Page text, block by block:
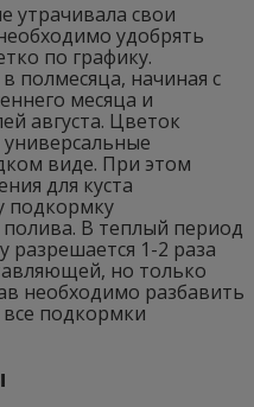
утрачивала свои
удобрять
по графику.
полмесяца, начиная с
месяца и
августа. Цветок
виде. При этом
для куста
подкормку
В теплый период
разрешается 1-2 раза
но только
необходимо разбавить
подкормки